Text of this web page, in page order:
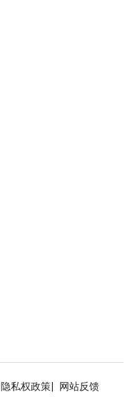
隐私权政策
网站反馈